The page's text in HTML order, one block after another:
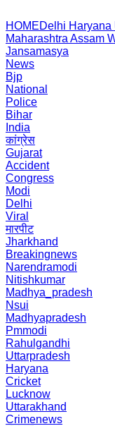
HOMEDelhi Haryana
Maharashtra Assam
Jansamasya
News
Bjp
National
Police
Bihar
India
कांग्रेस
Gujarat
Accident
Congress
Modi
Delhi
Viral
मारपीट
Jharkhand
Breakingnews
Narendramodi
Nitishkumar
Madhya_pradesh
Nsui
Madhyapradesh
Pmmodi
Rahulgandhi
Uttarpradesh
Haryana
Cricket
Lucknow
Uttarakhand
Crimenews